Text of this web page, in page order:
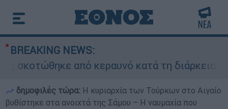
BREAKING NEWS:
από κεραυνό κατά τη διάρκεια
δημοφιλές τώρα: Η κυριαρχία των Τούρκων στο Αιγαίο
βυθίστηκε στα ανοιχτά της Σάμου – Η ναυμαχία που